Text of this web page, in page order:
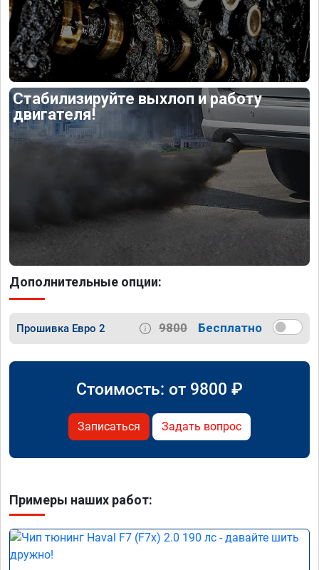
Стабилизируйте выхлоп и работу
двигателя!
Дополнительные опции:
Прошивка Евро 2 9800 Бесплатно
Стоимость: от 9800 ₽
Записаться Задать вопрос
Примеры наших работ: